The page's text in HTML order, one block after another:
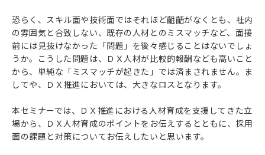
恐らく、スキル面や技術面ではそれほど齟齬がなくとも、社内
の雰囲気と合致しない、既存の人材とのミスマッチなど、面接
前には見抜けなかった「問題」を後々感じることはないでしょ
うか。こうした問題は、ＤＸ人材が比較的報酬なども高いこと
から、単純な「ミスマッチが起きた」では済まされません。ま
してや、ＤＸ推進においては、大きなロスとなります。
本セミナーでは、ＤＸ推進における人材育成を支援してきた立
場から、ＤＸ人材育成のポイントをお伝えするとともに、採用
面の課題と対策についてお伝えしたいと思います。